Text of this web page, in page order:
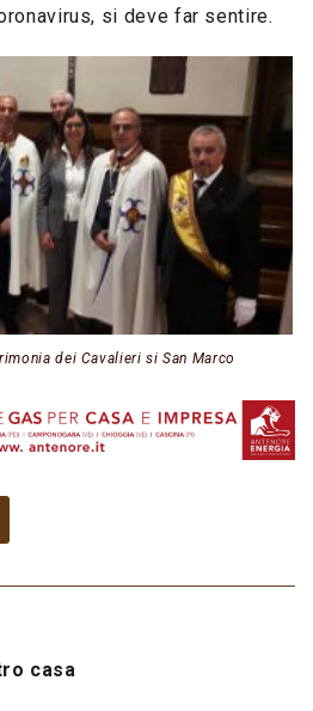
si deve far sentire.
dei Cavalieri si San Marco
casa